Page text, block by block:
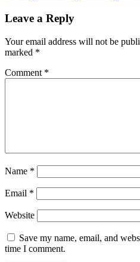
Leave a Reply
Your email address will not be
marked *
Comment *
Name *
Email *
Website
Save my name, email, and
time I comment.